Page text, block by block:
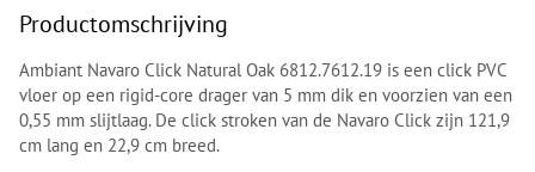
Productomschrijving
Ambiant Navaro Click Natural Oak 6812.7612.19 is een click PVC
vloer op een rigid-core drager van 5 mm dik en voorzien van een
0,55 mm slijtlaag. De click stroken van de Navaro Click zijn 121,9
cm lang en 22,9 cm breed.